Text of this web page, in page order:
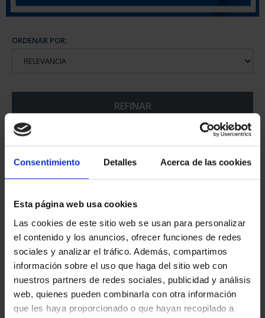
Consentimiento Detalles Acerca de las cookies
Esta página web usa cookies
Las cookies de este sitio web se usan para personalizar
el contenido y los anuncios, ofrecer funciones de redes
sociales y analizar el tráfico. Además, compartimos
información sobre el uso que haga del sitio web con
nuestros partners de redes sociales, publicidad y análisis
web, quienes pueden combinarla con otra información
que les haya proporcionado o que hayan recopilado a
ORDENAR POR:
REFINAR
5 Productos encontrados
CIUDADES PATRIMONIO
CIUDADES PATRIMONIO